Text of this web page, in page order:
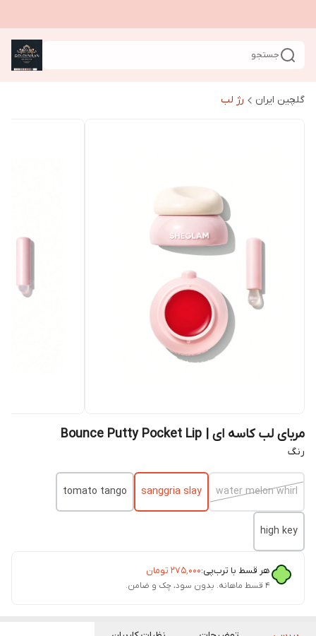
جستجو
گلچین ایران رژ لب
مربای لب کاسه ای | Bounce Putty Pocket Lip
رنگ
water melon whirl
sanggria slay
tomato tango
high key
هر قسط با ترب‌پی:۲۷۵٬۰۰۰ تومان
۴ قسط ماهانه. بدون سود، چک و ضامن.